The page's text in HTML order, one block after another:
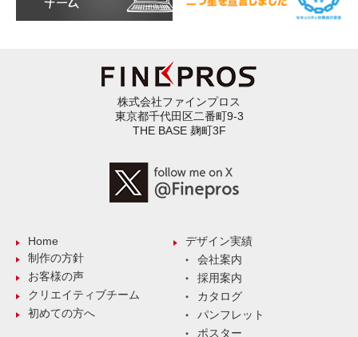
株式会社ファインプロス
東京都千代田区二番町9-3
THE BASE 麹町3F
Home
制作の方針
お客様の声
クリエイティブチーム
初めての方へ
デザイン実績
会社案内
採用案内
カタログ
パンフレット
ポスター